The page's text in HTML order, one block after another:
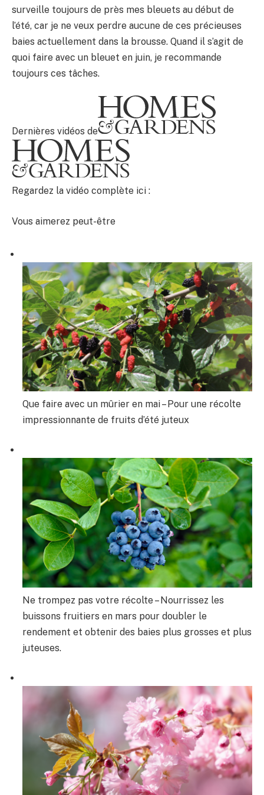
surveille toujours de près mes bleuets au début de
l’été, car je ne veux perdre aucune de ces précieuses
baies actuellement dans la brousse. Quand il s’agit de
quoi faire avec un bleuet en juin, je recommande
toujours ces tâches.
Dernières vidéos de
Regardez la vidéo complète ici :
Vous aimerez peut-être
Que faire avec un mûrier en mai – Pour une récolte
impressionnante de fruits d’été juteux
Ne trompez pas votre récolte – Nourrissez les
buissons fruitiers en mars pour doubler le
rendement et obtenir des baies plus grosses et plus
juteuses.